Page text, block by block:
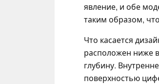
явление, и обе
таким образом,
Что касается
расположен ниже
глубину.
поверхностью